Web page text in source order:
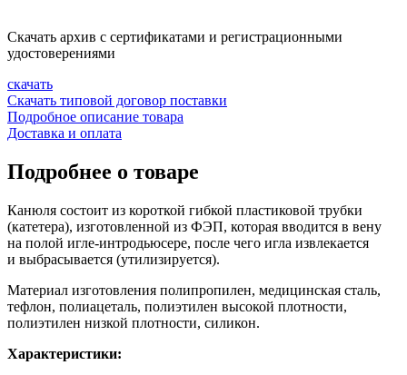
Скачать архив с сертификатами и регистрационными
удостоверениями
скачать
Скачать типовой договор поставки
Подробное описание товара
Доставка и оплата
Подробнее о товаре
Канюля состоит из короткой гибкой пластиковой трубки
(катетера), изготовленной из ФЭП, которая вводится в вену
на полой игле-интродьюсере, после чего игла извлекается
и выбрасывается (утилизируется).
Материал изготовления полипропилен, медицинская сталь,
тефлон, полиацеталь, полиэтилен высокой плотности,
полиэтилен низкой плотности, силикон.
Характеристики: